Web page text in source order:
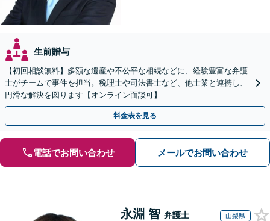
生前贈与
【初回相談無料】多額な遺産や不公平な相続などに、経験豊富な弁護
士がチームで事件を担当。税理士や司法書士など、他士業と連携し、
円滑な解決を図ります【オンライン面談可】
料金表を見る
電話でお問い合わせ メールでお問い合わせ
永淵 智 弁護士 山梨県